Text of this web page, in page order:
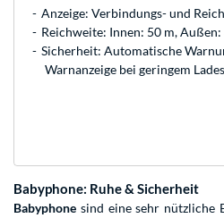
Anzeige: Verbindungs- und
Reichweite: Innen: 50 m, Außen:
Sicherheit: Automatische
Warnanzeige bei geringem
Babyphone: Ruhe & Sicherheit
Babyphone sind eine sehr nützliche